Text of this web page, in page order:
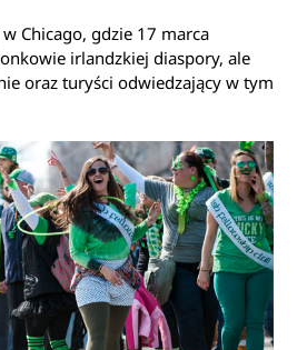
Chicago, gdzie 17 marca
irlandzkiej diaspory, ale
oraz turyści odwiedzający w tym